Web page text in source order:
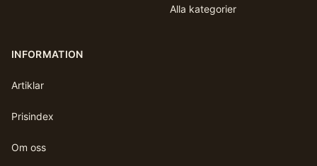
Alla kategorier
INFORMATION
Artiklar
Prisindex
Om oss